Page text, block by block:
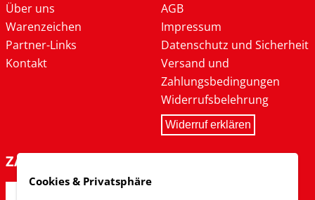
Über uns
Warenzeichen
Partner-Links
Kontakt
AGB
Impressum
Datenschutz und Sicherheit
Versand und
Zahlungsbedingungen
Widerrufsbelehrung
Widerruf erklären
ZAHLARTEN
Cookies & Privatsphäre